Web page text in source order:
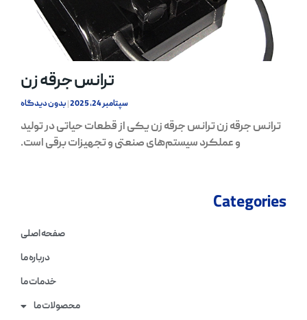
ترانس جرقه زن
سپتامبر 24, 2025 بدون دیدگاه
ترانس جرقه زن ترانس جرقه زن یکی از قطعات حیاتی در تولید
و عملکرد سیستم‌های صنعتی و تجهیزات برقی است.
Categories
صفحه اصلی
درباره ما
خدمات ما
محصولات ما